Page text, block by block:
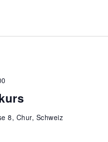
8, Chur, Schweiz